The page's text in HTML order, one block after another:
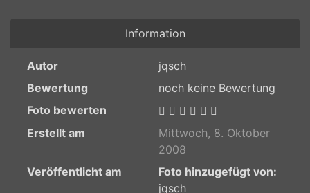
Information
Autor
jqsch
Bewertung
noch keine Bewertung
Foto bewerten
Erstellt am
Mittwoch, 8. Oktober
2008
Veröffentlicht am
Foto hinzugefügt von:
jqsch